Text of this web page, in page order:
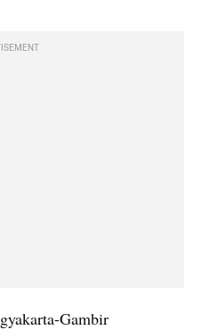
Gambir